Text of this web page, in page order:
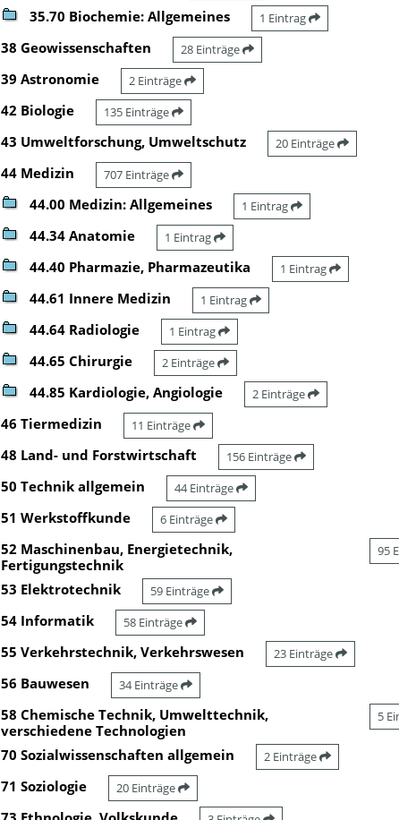
35.70 Biochemie: Allgemeines 1 Eintrag
38 Geowissenschaften 28 Einträge
39 Astronomie 2 Einträge
42 Biologie 135 Einträge
43 Umweltforschung, Umweltschutz 20 Einträge
44 Medizin 707 Einträge
44.00 Medizin: Allgemeines 1 Eintrag
44.34 Anatomie 1 Eintrag
44.40 Pharmazie, Pharmazeutika 1 Eintrag
44.61 Innere Medizin 1 Eintrag
44.64 Radiologie 1 Eintrag
44.65 Chirurgie 2 Einträge
44.85 Kardiologie, Angiologie 2 Einträge
46 Tiermedizin 11 Einträge
48 Land- und Forstwirtschaft 156 Einträge
50 Technik allgemein 44 Einträge
51 Werkstoffkunde 6 Einträge
52 Maschinenbau, Energietechnik,
Fertigungstechnik
95
53 Elektrotechnik 59 Einträge
54 Informatik 58 Einträge
55 Verkehrstechnik, Verkehrswesen 23 Einträge
56 Bauwesen 34 Einträge
58 Chemische Technik, Umwelttechnik,
verschiedene Technologien
5
70 Sozialwissenschaften allgemein 2 Einträge
71 Soziologie 20 Einträge